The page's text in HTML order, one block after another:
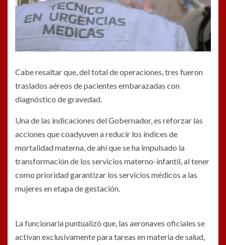
Cabe resaltar que, del total de operaciones, tres fueron
traslados aéreos de pacientes embarazadas con
diagnóstico de gravedad.
Una de las indicaciones del Gobernador, es reforzar las
acciones que coadyuven a reducir los índices de
mortalidad materna, de ahí que se ha impulsado la
transformación de los servicios materno-infantil, al tener
como prioridad garantizar los servicios médicos a las
mujeres en etapa de gestación.
La funcionaria puntualizó que, las aeronaves oficiales se
activan exclusivamente para tareas en materia de salud,